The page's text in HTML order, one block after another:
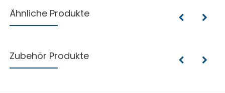
Ähnliche Produkte
Zubehör Produkte